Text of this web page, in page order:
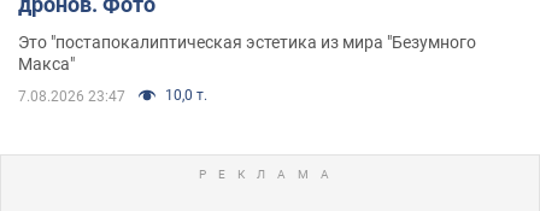
Это "постапокалиптическая эстетика из мира "Безумного
Макса"
7.08.2026 23:47 10,0 т.